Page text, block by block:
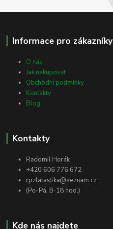
Informace pro zákazníky
O nás
Jak nakupovat
Obchodní podmínky
Kontakty
Blog
Kontakty
Radomil Horák
+420 606 776 672
rpzlatastika@seznam.cz
(Po-Pá, 8-18 hod.)
Kde nás najdete